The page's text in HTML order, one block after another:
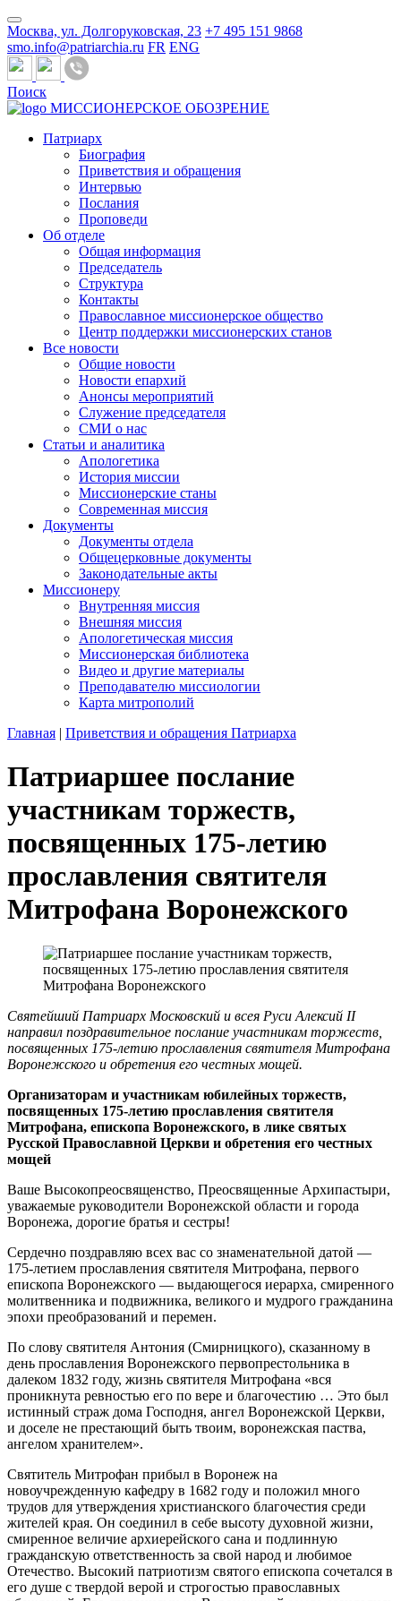
Москва, ул. Долгоруковская, 23 +7 495 151 9868
smo.info@patriarchia.ru FR ENG
Поиск
МИССИОНЕРСКОЕ ОБОЗРЕНИЕ
Патриарх
Биография
Приветствия и обращения
Интервью
Послания
Проповеди
Об отделе
Общая информация
Председатель
Структура
Контакты
Православное миссионерское общество
Центр поддержки миссионерских станов
Все новости
Общие новости
Новости епархий
Анонсы мероприятий
Служение председателя
СМИ о нас
Статьи и аналитика
Апологетика
История миссии
Миссионерские станы
Современная миссия
Документы
Документы отдела
Общецерковные документы
Законодательные акты
Миссионеру
Внутренняя миссия
Внешняя миссия
Апологетическая миссия
Миссионерская библиотека
Видео и другие материалы
Преподавателю миссиологии
Карта митрополий
Главная | Приветствия и обращения Патриарха
Патриаршее послание
участникам торжеств,
посвященных 175-летию
прославления святителя
Митрофана Воронежского
Святейший Патриарх Московский и всея Руси Алексий II
направил поздравительное послание участникам торжеств,
посвященных 175-летию прославления святителя Митрофана
Воронежского и обретения его честных мощей.
Организаторам и участникам юбилейных торжеств,
посвященных 175-летию прославления святителя
Митрофана, епископа Воронежского, в лике святых
Русской Православной Церкви и обретения его честных
мощей
Ваше Высокопреосвященство, Преосвященные Архипастыри,
уважаемые руководители Воронежской области и города
Воронежа, дорогие братья и сестры!
Сердечно поздравляю всех вас со знаменательной датой —
175-летием прославления святителя Митрофана, первого
епископа Воронежского — выдающегося иерарха, смиренного
молитвенника и подвижника, великого и мудрого гражданина
эпохи преобразований и перемен.
По слову святителя Антония (Смирницкого), сказанному в
день прославления Воронежского первопрестольника в
далеком 1832 году, жизнь святителя Митрофана «вся
проникнута ревностью его по вере и благочестию … Это был
истинный страж дома Господня, ангел Воронежской Церкви,
и доселе не престающий быть твоим, воронежская паства,
ангелом хранителем».
Святитель Митрофан прибыл в Воронеж на
новоучрежденную кафедру в 1682 году и положил много
трудов для утверждения христианского благочестия среди
жителей края. Он соединил в себе высоту духовной жизни,
смиренное величие архиерейского сана и подлинную
гражданскую ответственность за свой народ и любимое
Отечество. Высокий патриотизм святого епископа сочетался в
его душе с твердой верой и строгостью православных